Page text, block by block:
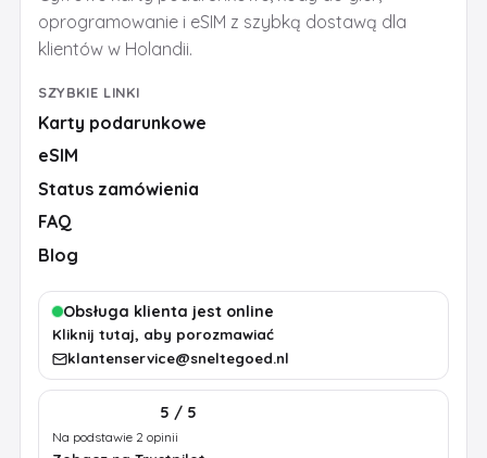
oprogramowanie i eSIM z szybką dostawą dla
klientów w Holandii.
SZYBKIE LINKI
Karty podarunkowe
eSIM
Status zamówienia
FAQ
Blog
Obsługa klienta jest online
Kliknij tutaj, aby porozmawiać
klantenservice@sneltegoed.nl
5 / 5
Na podstawie 2 opinii